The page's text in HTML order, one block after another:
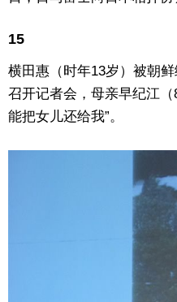
15
横田惠（时年13岁）被朝
召开记者会，母亲早纪江
能把女儿还给我”。